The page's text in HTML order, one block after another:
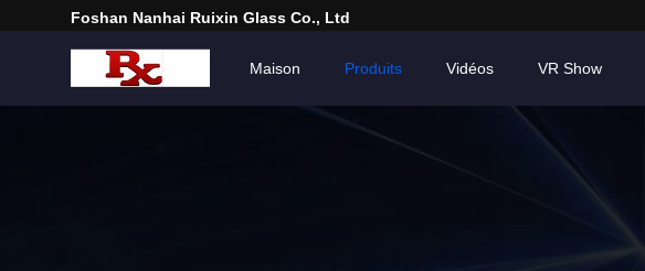
Foshan Nanhai Ruixin Glass Co., Ltd
Maison Produits Vidéos VR Show